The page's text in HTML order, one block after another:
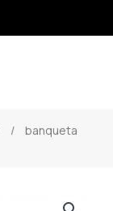
/ banqueta